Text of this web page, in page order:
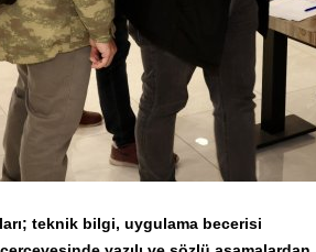
teknik bilgi, uygulama becerisi